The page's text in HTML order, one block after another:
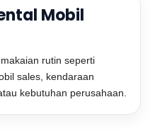
Mobil
rutin seperti
sales, kendaraan
kebutuhan perusahaan.